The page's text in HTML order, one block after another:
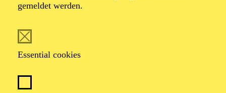
gemeldet werden.
Essential cookies
EN: SCHAUSPIEL ESSEN
05.09.2026
19:30 - 21:30
BLICK AUF DEN IRAN –